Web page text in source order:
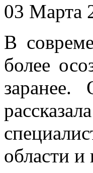
03 Марта
В
более
заранее.
области